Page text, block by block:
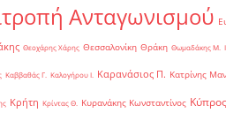
Ανταγωνισμού
Θεοχάρης Χάρης Θεσσαλονίκη Θράκη Θωμαδάκης Μ.
Καββαθάς Γ. Καλογήρου Ι. Καρανάσιος Π. Κατρίνης
Κρήτη Κρίντας Θ. Κυρανάκης Κωνσταντίνος Κύπρος